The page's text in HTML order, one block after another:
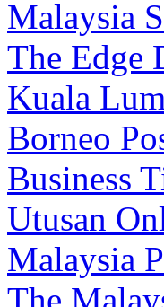
Malaysia
The Edge
Kuala
Borneo
Business
Utusan
Malaysia
The